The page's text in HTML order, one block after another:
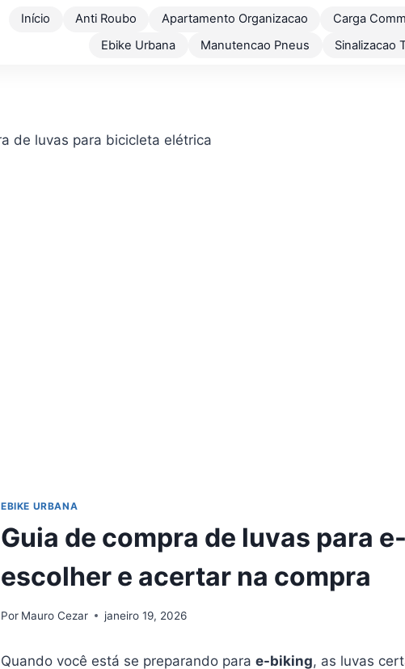
Início Anti Roubo Apartamento Organizacao Carga
Ebike Urbana
Manutencao Pneus Sinalizacao
EBIKE URBANA
Guia de compra de luvas para
escolher e acertar na compra
Por Mauro Cezar janeiro 19, 2026
Quando você está se preparando para e-biking, as luvas